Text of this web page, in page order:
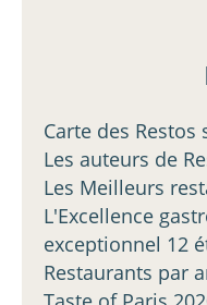
Carte des
Les auteurs de
Les Meilleurs
L'Excellence
exceptionnel 12
Restaurants par